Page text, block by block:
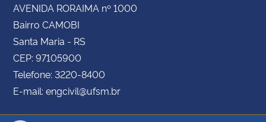
AVENIDA RORAIMA nº 1000
Bairro CAMOBI
Santa Maria - RS
CEP: 97105900
Telefone: 3220-8400
E-mail: engcivil@ufsm.br